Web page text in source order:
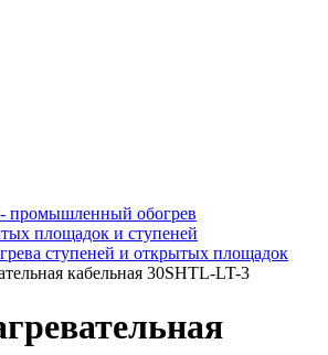
промышленный обогрев
площадок и ступеней
ступеней и открытых площадок
кабельная 30SHTL-LT-3